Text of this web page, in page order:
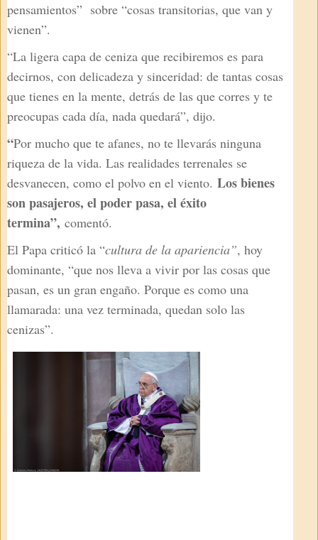
pensamientos” sobre “cosas transitorias, que van y
vienen”.
“La ligera capa de ceniza que recibiremos es para
decirnos, con delicadeza y sinceridad: de tantas cosas
que tienes en la mente, detrás de las que corres y te
preocupas cada día, nada quedará”, dijo.
“Por mucho que te afanes, no te llevarás ninguna
riqueza de la vida. Las realidades terrenales se
desvanecen, como el polvo en el viento. Los bienes
son pasajeros, el poder pasa, el éxito
termina”, comentó.
El Papa criticó la “cultura de la apariencia”, hoy
dominante, “que nos lleva a vivir por las cosas que
pasan, es un gran engaño. Porque es como una
llamarada: una vez terminada, quedan solo las
cenizas”.